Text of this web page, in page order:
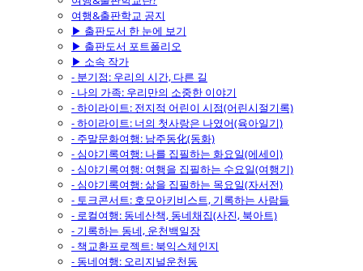
여행&출판학교 공지
▶ 출판도서 한 눈에 보기
▶ 출판도서 포트폴리오
▶ 소속 작가
- 분기점: 우리의 시간, 다른 길
- 나의 가족: 우리만의 소중한 이야기
- 하이라이트: 전지적 어린이 시점(어린시절기록)
- 하이라이트: 너의 첫사랑은 나였어(육아일기)
- 주말문화여행: 남주동化(동화)
- 심야기록여행: 나를 집필하는 화요일(에세이)
- 심야기록여행: 여행을 집필하는 수요일(여행기)
- 심야기록여행: 삶을 집필하는 목요일(자서전)
- 토크콘서트: 호모아키비스트, 기록하는 사람들
- 로컬여행: 동네산책, 동네채집(사진, 북아트)
- 기록하는 동네, 운천백일장
- 책교환프로젝트: 북익스체인지
- 동네여행: 오리지널운천동